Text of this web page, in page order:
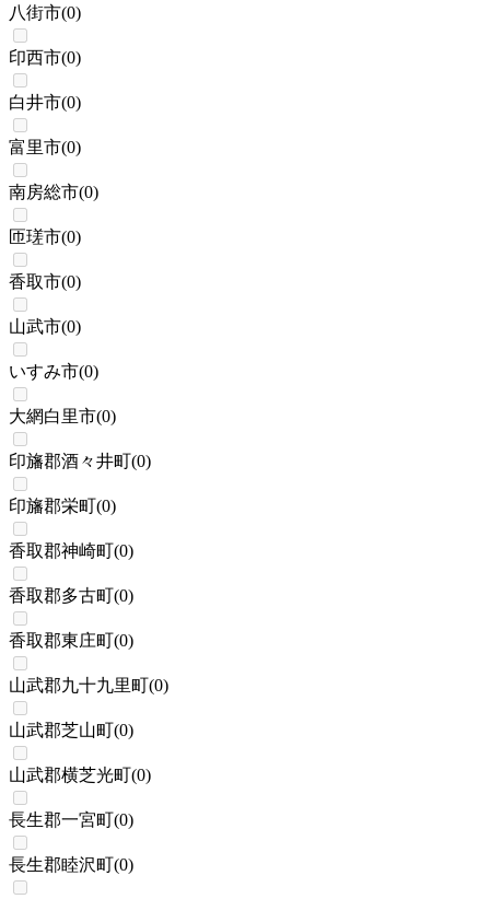
八街市(0)
印西市(0)
白井市(0)
富里市(0)
南房総市(0)
匝瑳市(0)
香取市(0)
山武市(0)
いすみ市(0)
大網白里市(0)
印旛郡酒々井町(0)
印旛郡栄町(0)
香取郡神崎町(0)
香取郡多古町(0)
香取郡東庄町(0)
山武郡九十九里町(0)
山武郡芝山町(0)
山武郡横芝光町(0)
長生郡一宮町(0)
長生郡睦沢町(0)